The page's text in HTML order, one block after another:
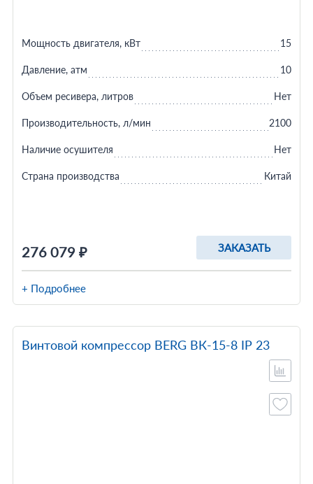
276 079 ₽ ЗАКАЗАТЬ
Мощность двигателя, кВт 15
Давление, атм 10
Объем ресивера, литров Нет
Производительность, л/мин 2100
Наличие осушителя Нет
Страна производства Китай
+ Подробнее
Винтовой компрессор BERG ВК-15-8 IP 23